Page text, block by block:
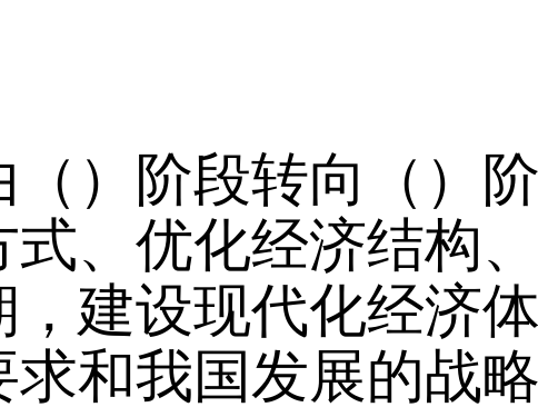
（）阶段转向（）阶
、优化经济结构、
建设现代化经济体
和我国发展的战略